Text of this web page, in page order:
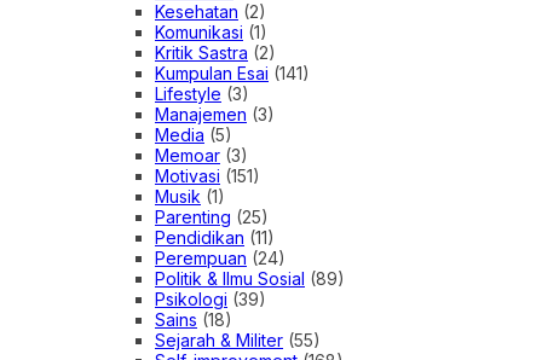
Kesehatan (2)
Komunikasi (1)
Kritik Sastra (2)
Kumpulan Esai (141)
Lifestyle (3)
Manajemen (3)
Media (5)
Memoar (3)
Motivasi (151)
Musik (1)
Parenting (25)
Pendidikan (11)
Perempuan (24)
Politik & Ilmu Sosial (89)
Psikologi (39)
Sains (18)
Sejarah & Militer (55)